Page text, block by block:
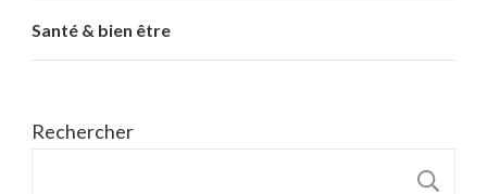
Santé & bien être
Rechercher